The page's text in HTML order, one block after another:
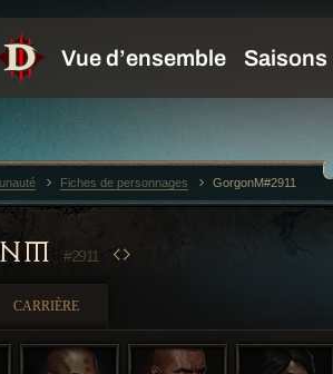
#2911
CARRIÈRE
Fiches de personnages GorgonM#2911